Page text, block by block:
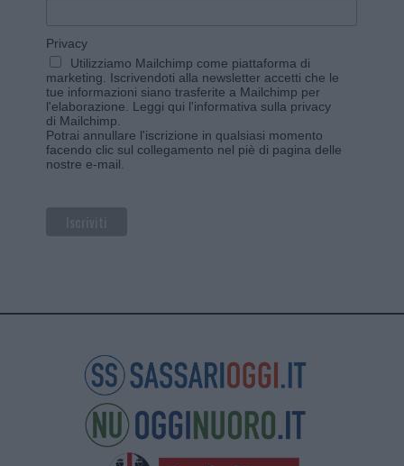
Privacy
Utilizziamo Mailchimp come piattaforma di
marketing. Iscrivendoti alla newsletter accetti che le
tue informazioni siano trasferite a Mailchimp per
l'elaborazione. Leggi qui l'informativa sulla privacy
di Mailchimp
Potrai annullare l'iscrizione in qualsiasi momento
facendo clic sul collegamento nel piè di pagina delle
nostre e-mail.